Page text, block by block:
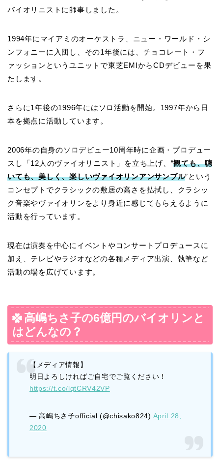
バイオリニストに師事しました。
1994年にマイアミのオーケストラ、ニュー・ワールド・シ
ンフォニーに入団し、その1年後には、チョコレート・フ
ァッションというユニットで東芝EMIからCDデビューを果
たします。
さらに1年後の1996年にはソロ活動を開始。1997年から日
本を拠点に活動しています。
2006年の自身のソロデビュー10周年時に企画・プロデュー
スし「12人のヴァイオリニスト」を立ち上げ、“観ても、聴
いても、美しく、楽しいヴァイオリンアンサンブル”という
コンセプトでクラシックの敷居の高さを払拭し、クラシッ
ク音楽やヴァイオリンをより身近に感じてもらえるように
活動を行っています。
現在は演奏を中心にイベントやコンサートプロデュースに
加え、テレビやラジオなどの各種メディア出演、執筆など
活動の場を広げています。
高嶋ちさ子の6億円のバイオリンと
はどんなの？
【メディア情報】
明日よろしければご自宅でご覧ください！
https://t.co/lqtCRV42VP
— 高嶋ちさ子official (@chisako824) April 28,
2020